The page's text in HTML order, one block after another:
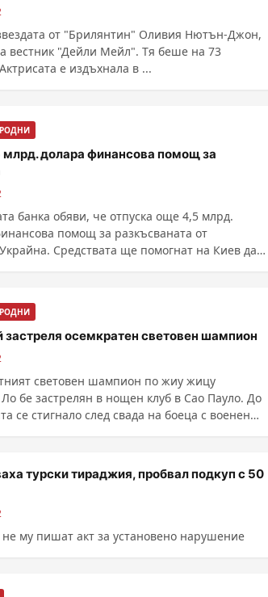
от "Брилянтин" Оливия Нютън-Джон,
вестник "Дейли Мейл". Тя беше на 73
години. Актрисата е издъхнала в ...
долара финансова помощ за
банка обяви, че отпуска още 4,5 млрд.
помощ за разкъсваната от
ще помогнат на Киев да
застреля осемкратен световен шампион
световен шампион по жиу жицу
бе застрелян в нощен клуб в Сао Пауло. До
се стигнало след свада на боеца с военен
турски тираджия, пробвал подкуп с 50
не му пишат акт за установено нарушение